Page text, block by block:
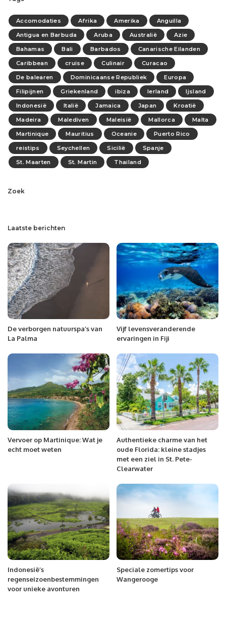
Accomodaties Afrika Amerika
Anguilla
Antigua en Barbuda
Aruba Australië
Azie
Bahamas
Bali Barbados
Canarische Eilanden
Caribbean
cruise Culinair
Curacao
De balearen
Dominicaanse Republiek
Europa
Filipijnen
Griekenland ibiza Ierland
Ijsland
Indonesië
Italië Jamaica Japan
Kroatië
Madeira
Malediven Maleisië Mallorca
Malta
Martinique
Mauritius Oceanie
Puerto Rico
reistips
Seychellen Sicilië
Spanje
St. Maarten
St. Martin Thailand
Zoek
Laatste berichten
De verborgen natuurspa’s van
La Palma
Vijf levensveranderende
ervaringen in Fiji
Vervoer op Martinique: Wat je
echt moet weten
Authentieke charme van het
oude Florida: kleine stadjes
met een ziel in St. Pete-
Clearwater
Indonesië’s
regenseizoenbestemmingen
voor unieke avonturen
Speciale zomertips voor
Wangerooge